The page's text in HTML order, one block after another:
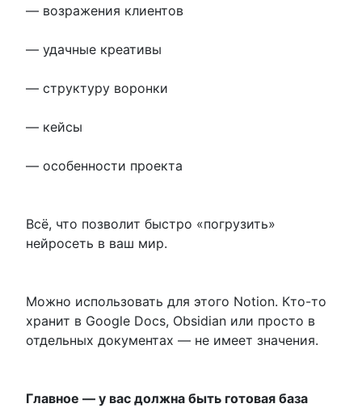
— возражения клиентов
— удачные креативы
— структуру воронки
— кейсы
— особенности проекта
Всё, что позволит быстро «погрузить»
нейросеть в ваш мир.
Можно использовать для этого Notion. Кто-то
хранит в Google Docs, Obsidian или просто в
отдельных документах — не имеет значения.
Главное — у вас должна быть готовая база